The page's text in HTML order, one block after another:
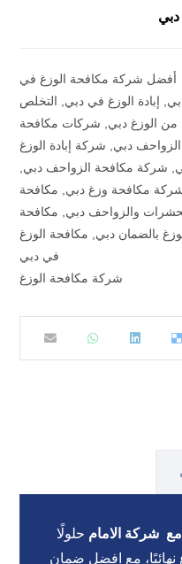
دبي
أفضل شركة مكافحة الوزغ في
إبادة الوزغ في دبي
التخلص
من الوزغ دبي
شركات مكافحة
الزواحف دبي
شركة إبادة الوزغ
شركة مكافحة الزواحف دبي
مكافحة وزغ دبي
مكافحة
والزواحف دبي
مكافحة
بالضمان دبي
مكافحة الوزغ
في دبي
شركة مكافحة الوزغ
شركة الامام حلولًا
نهائيًا، مع افضل ضمان